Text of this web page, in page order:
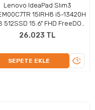
için ideal bir çözüm
Lenovo IdeaPad Slım3
15IRH8 i5-13420H
512SSD 15.6" FHD FreeDOS
Dizüstü Bilgisayar
26.023 TL
SEPETE EKLE